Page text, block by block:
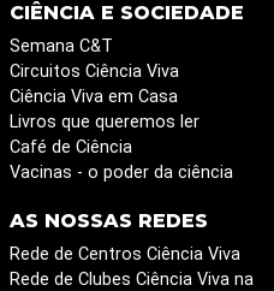
CIÊNCIA E SOCIEDADE
Semana C&T
Circuitos Ciência Viva
Ciência Viva em Casa
Livros que queremos ler
Café de Ciência
Vacinas - o poder da ciência
AS NOSSAS REDES
Rede de Centros Ciência Viva
Rede de Clubes Ciência Viva na